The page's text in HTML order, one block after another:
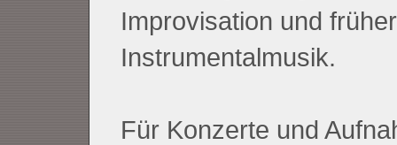
Improvisation und früher
Instrumentalmusik.
Für Konzerte und